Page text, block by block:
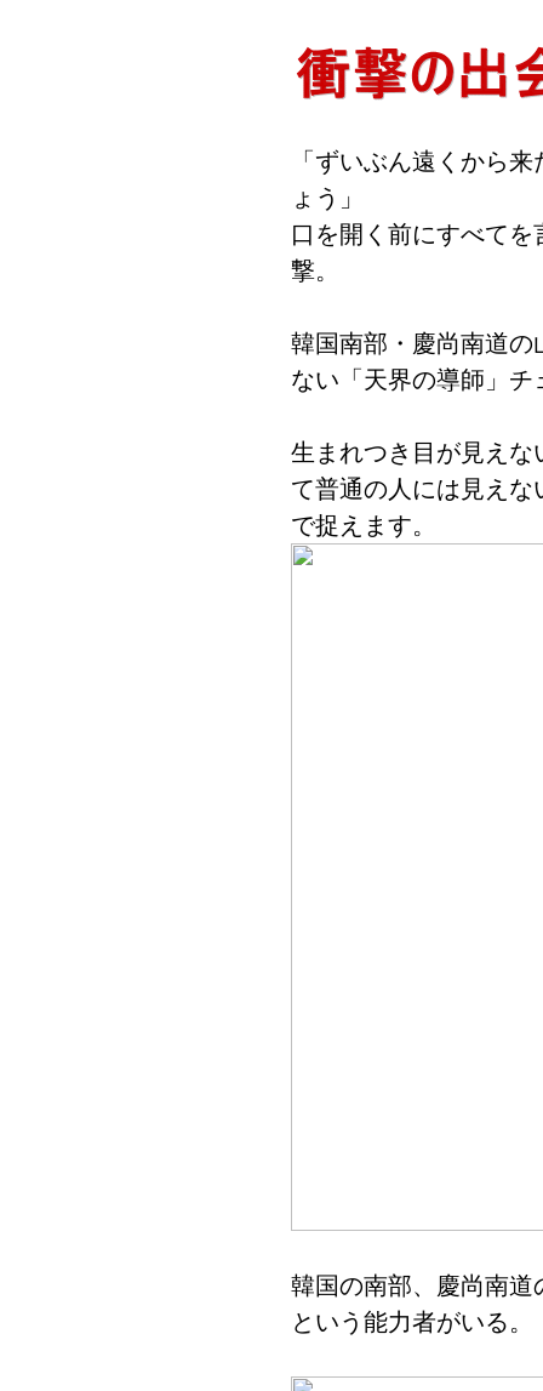
「ずいぶん遠くから
ょう」
口を開く前にすべて
撃。
韓国南部・慶尚南道
ない「天界の導師」
生まれつき目が見え
て普通の人には見え
で捉えます。
韓国の南部、慶尚南
という能力者がいる。